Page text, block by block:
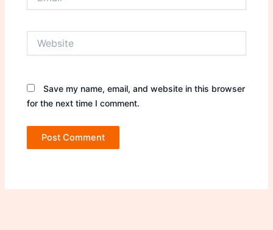
Save my name, email, and website in this browser
for the next time I comment.